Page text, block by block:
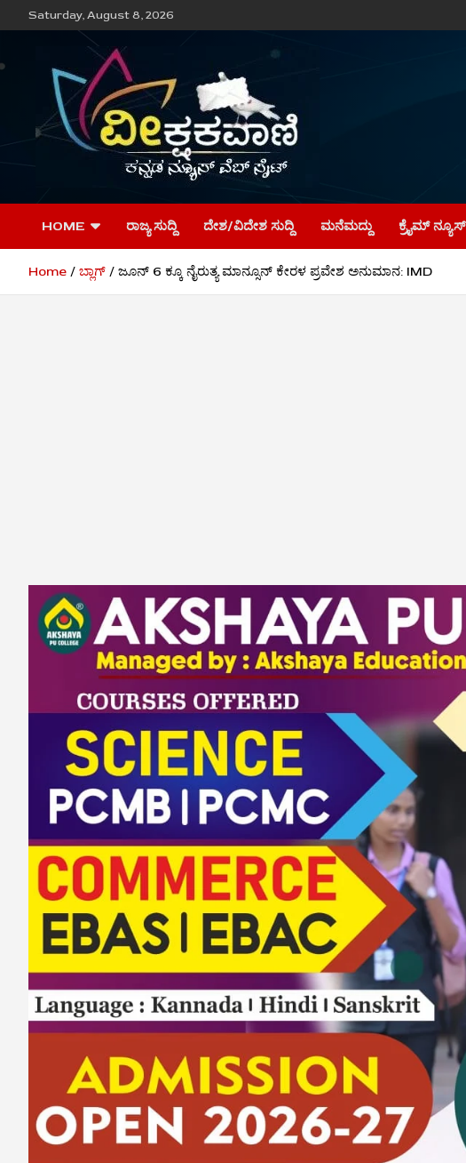
to
Saturday, August 8, 2026
ವೀಕ್ಷಕವಾಣಿ
HOME ರಾಜ್ಯ ಸುದ್ದಿ ದೇಶ/ವಿದೇಶ ಸುದ್ದಿ ಮನೆಮದ್ದು ಕ್ರೈಮ್‌ ನ್ಯೂಸ್
Home ಬ್ಲಾಗ್ ಜೂನ್ 6 ಕ್ಕೂ ನೈರುತ್ಯ ಮಾನ್ಸೂನ್ ಕೇರಳ ಪ್ರವೇಶ ಅನುಮಾನ: IMD